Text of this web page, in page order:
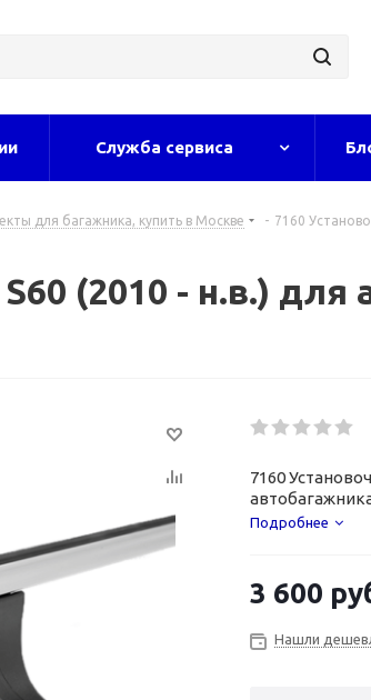
Служба сервиса
для багажника, купить в Москве - 7160
(2010 - н.в.) для
7160
Подробнее
3 600
Нашли